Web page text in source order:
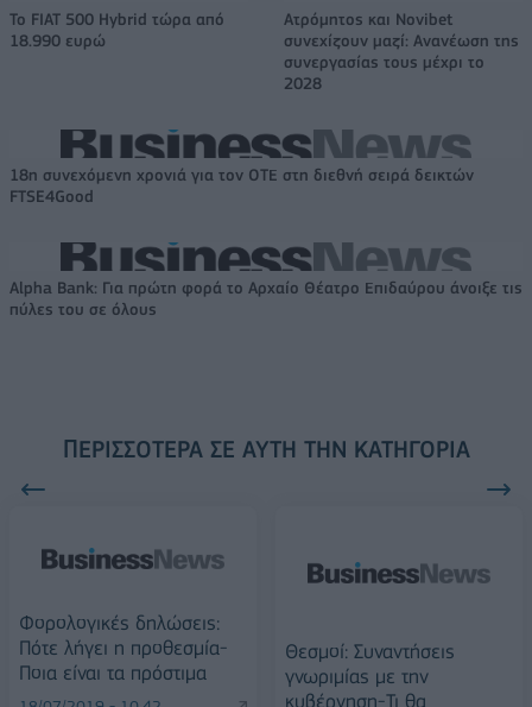
Το FIAT 500 Hybrid τώρα από
18.990 ευρώ
Ατρόμητος και Novibet
συνεχίζουν μαζί: Ανανέωση της
συνεργασίας τους μέχρι το
2028
18η συνεχόμενη χρονιά για τον ΟΤΕ στη διεθνή σειρά δεικτών
FTSE4Good
Alpha Bank: Για πρώτη φορά το Αρχαίο Θέατρο Επιδαύρου άνοιξε τις
πύλες του σε όλους
ΠΕΡΙΣΣΌΤΕΡΑ ΣΕ ΑΥΤΉ ΤΗΝ ΚΑΤΗΓΟΡΊΑ
Φορολογικές δηλώσεις:
Πότε λήγει η προθεσμία-
Ποια είναι τα πρόστιμα
Θεσμοί: Συναντήσεις
γνωριμίας με την
κυβέρνηση-Τι θα